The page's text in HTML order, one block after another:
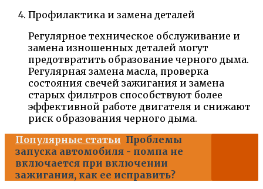
Профилактика и замена деталей
Регулярное техническое обслуживание и
замена изношенных деталей могут
предотвратить образование черного дыма.
Регулярная замена масла, проверка
состояния свечей зажигания и замена
старых фильтров способствуют более
эффективной работе двигателя и снижают
риск образования черного дыма.
Популярные статьи Проблемы
запуска автомобиля - помпа не
включается при включении
зажигания, как ее исправить?